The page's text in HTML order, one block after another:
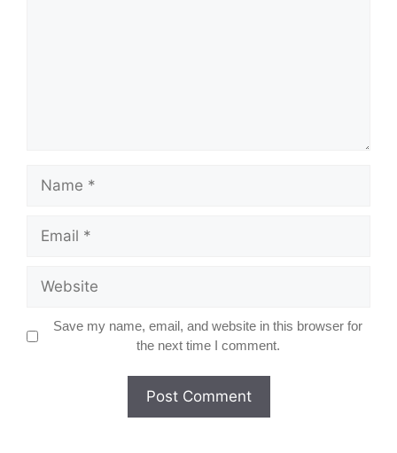
Name
Email
Website
Save my name, email, and website in this browser for
the next time I comment.